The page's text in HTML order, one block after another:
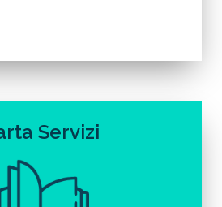
Servizi